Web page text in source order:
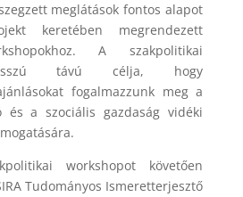
meglátások fontos alapot
keretében megrendezett
A szakpolitikai
távú célja, hogy
fogalmazzunk meg a
és a szociális gazdaság vidéki
workshopot követően
Tudományos Ismeretterjesztő